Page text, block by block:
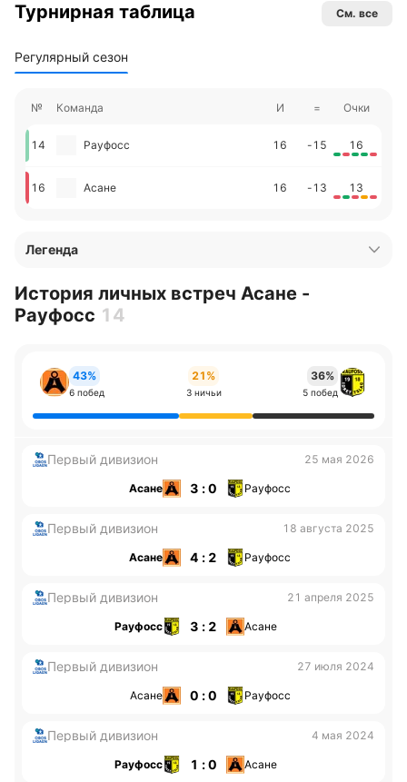
Турнирная таблица См. все
Регулярный сезон
№ Команда И = Очки
14 Рауфосс 16 -15 16
16 Асане 16 -13 13
Легенда
История личных встреч Асане -
Рауфосс 14
43%
6 побед
21%
3 ничьи
36%
5 побед
Первый дивизион 25 мая 2026
Асане 3 : 0 Рауфосс
Первый дивизион 18 августа 2025
Асане 4 : 2 Рауфосс
Первый дивизион 21 апреля 2025
Рауфосс 3 : 2 Асане
Первый дивизион 27 июля 2024
Асане 0 : 0 Рауфосс
Первый дивизион 4 мая 2024
Рауфосс 1 : 0 Асане